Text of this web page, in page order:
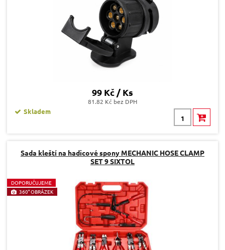
99 Kč / Ks
81.82 Kč bez DPH
Skladem
Sada kleští na hadicové spony MECHANIC HOSE CLAMP
SET 9 SIXTOL
DOPORUČUJEME
360° OBRÁZEK